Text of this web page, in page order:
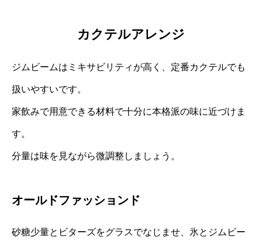
カクテルアレンジ
ジムビームはミキサビリティが高く、定番カクテルでも
扱いやすいです。
家飲みで用意できる材料で十分に本格派の味に近づけま
す。
分量は味を見ながら微調整しましょう。
オールドファッションド
砂糖少量とビターズをグラスでなじませ、氷とジムビー